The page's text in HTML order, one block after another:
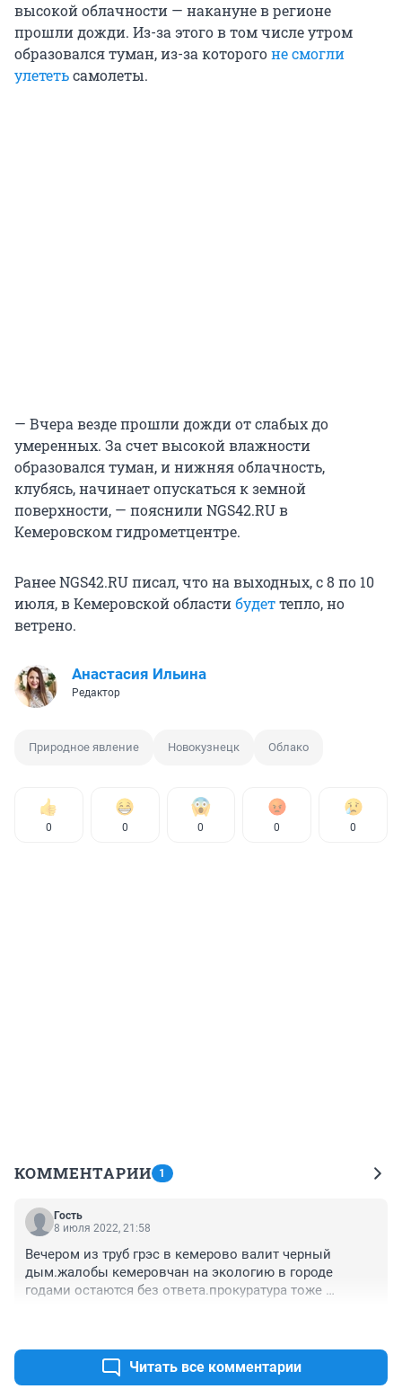
высокой облачности — накануне в регионе
прошли дожди. Из-за этого в том числе утром
образовался туман, из-за которогоне смогли
улететьсамолеты.
— Вчера везде прошли дожди от слабых до
умеренных. За счет высокой влажности
образовался туман, и нижняя облачность,
клубясь, начинает опускаться к земной
поверхности, — пояснили NGS42.RU в
Кемеровском гидрометцентре.
Ранее NGS42.RU писал, что на выходных, с 8 по 10
июля, в Кемеровской областибудеттепло, но
ветрено.
Анастасия Ильина
Редактор
Природное явление Новокузнецк Облако
0 0 0 0 0
КОММЕНТАРИИ 1
Гость
8 июля 2022, 21:58
Вечером из труб грэс в кемерово валит черный
дым.жалобы кемеровчан на экологию в городе
годами остаются без ответа.прокуратура тоже
Читать все комментарии